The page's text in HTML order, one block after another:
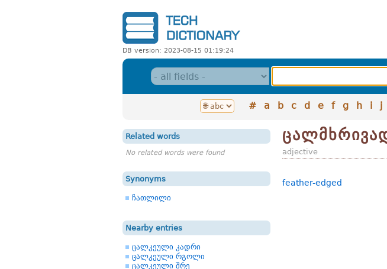
DB version: 2023-08-15 01:19:24
# a b c d e f g h i j
Related words
No related words were found
Synonyms
ჩათლილი
Nearby entries
ცალკეული კადრი
ცალკეული რგოლი
ცალკეული შრე
adjective
feather-edged